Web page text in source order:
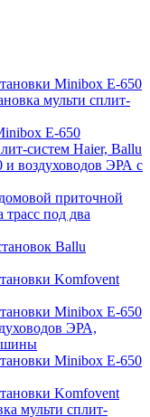
Minibox E-650
мульти сплит-
E-650
систем Haier, Ballu
воздуховодов ЭРА с
приточной
трасс под два
Ballu
Komfovent
Minibox E-650
ЭРА,
Minibox E-650
Komfovent
мульти сплит-